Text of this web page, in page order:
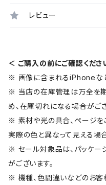
レビュー
＜ ご購入の前にご確認くださ
※ 画像に含まれるiPhoneな
※ 当店の在庫管理は万全を期
め、在庫切れになる場合がござ
※ 素材や光の具合、ページを
実際の色と異なって見える場
※ セール対象品は、パッケー
がございます。
※ 機種、色間違いなどのお客様